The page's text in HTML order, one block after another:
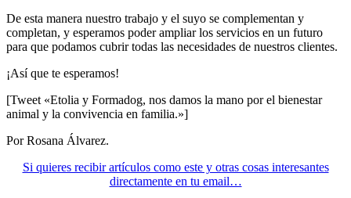
De esta manera nuestro trabajo y el suyo se complementan y
completan, y esperamos poder ampliar los servicios en un futuro
para que podamos cubrir todas las necesidades de nuestros clientes.
¡Así que te esperamos!
[Tweet «Etolia y Formadog, nos damos la mano por el bienestar
animal y la convivencia en familia.»]
Por Rosana Álvarez.
Si quieres recibir artículos como este y otras cosas interesantes
directamente en tu email…